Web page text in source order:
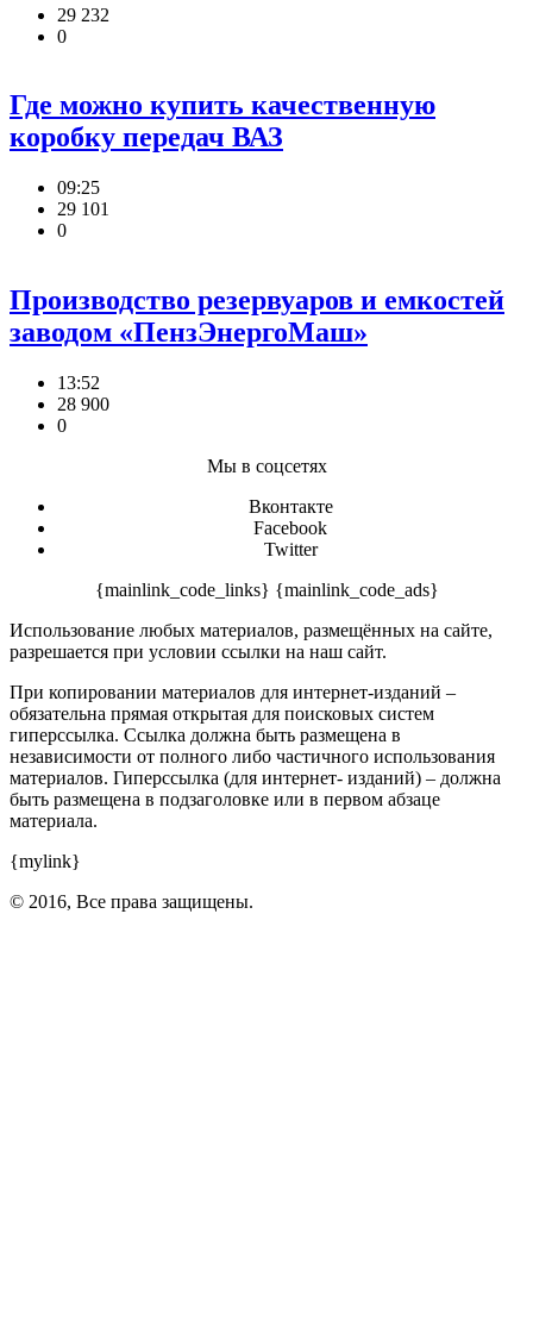
29 232
0
Где можно купить качественную
коробку передач ВАЗ
09:25
29 101
0
Производство резервуаров и емкостей
заводом «ПензЭнергоМаш»
13:52
28 900
0
Мы в соцсетях
Вконтакте
Facebook
Twitter
{mainlink_code_links} {mainlink_code_ads}
Использование любых материалов, размещённых на сайте,
разрешается при условии ссылки на наш сайт.
При копировании материалов для интернет-изданий –
обязательна прямая открытая для поисковых систем
гиперссылка. Ссылка должна быть размещена в
независимости от полного либо частичного использования
материалов. Гиперссылка (для интернет- изданий) – должна
быть размещена в подзаголовке или в первом абзаце
материала.
{mylink}
© 2016, Все права защищены.